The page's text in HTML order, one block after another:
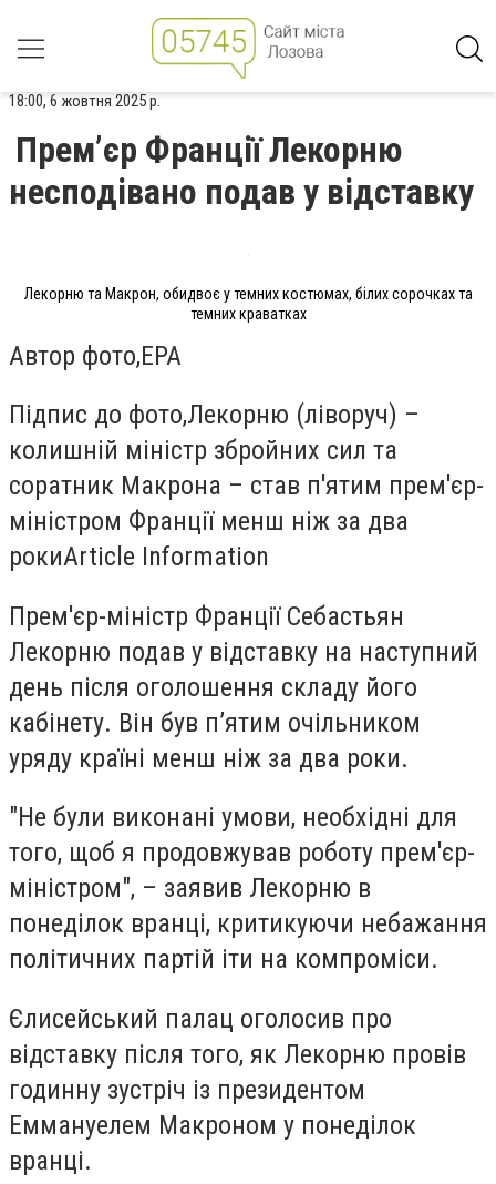
18:00, 6 жовтня 2025 р.
Прем’єр Франції Лекорню
несподівано подав у відставку
Лекорню та Макрон, обидвоє у темних костюмах, білих сорочках та
темних краватках
Автор фото,EPA
Підпис до фото,Лекорню (ліворуч) –
колишній міністр збройних сил та
соратник Макрона – став п'ятим прем'єр-
міністром Франції менш ніж за два
рокиArticle Information
Прем'єр-міністр Франції Себастьян
Лекорню подав у відставку на наступний
день після оголошення складу його
кабінету. Він був пʼятим очільником
уряду країні менш ніж за два роки.
"Не були виконані умови, необхідні для
того, щоб я продовжував роботу прем'єр-
міністром", – заявив Лекорню в
понеділок вранці, критикуючи небажання
політичних партій іти на компроміси.
Єлисейський палац оголосив про
відставку після того, як Лекорню провів
годинну зустріч із президентом
Еммануелем Макроном у понеділок
вранці.